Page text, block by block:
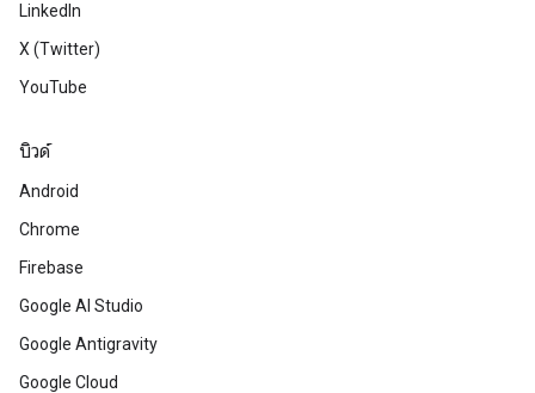
LinkedIn
X (Twitter)
YouTube
บิวด์
Android
Chrome
Firebase
Google AI Studio
Google Antigravity
Google Cloud